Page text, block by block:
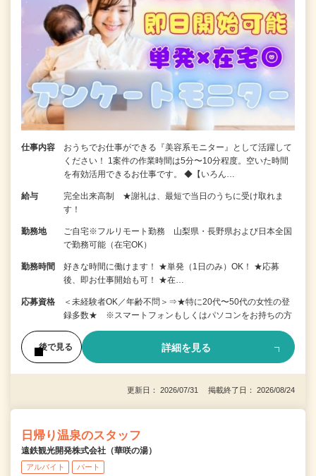
仕事内容
おうちでお仕事ができる『美容系モニター』として活躍して
ください！ 1案件の作業時間は5分〜10分程度。空いた時間
を有効活用できるお仕事です。 ◆【いろん…
給与
完全出来高制 ★謝礼は、最短で当日のうちに受け取れま
す！
勤務地
ご自宅※フルリモート勤務 山梨県・長野県および日本全国
で勤務可能（在宅OK）
勤務時間
好きな時間に働けます！ ★単発（1日のみ）OK！ ★応募
後、即お仕事開始も可！ ★在…
応募資格
＜未経験者OK／年齢不問＞⇒★特に20代〜50代の女性の登
録多数★ ※スマートフォンもしくはパソコンをお持ちの方
後で見る 詳細を見る
更新日： 2026/07/31 掲載終了日： 2026/08/24
日帰り温泉のスタッフ
遠鉄観光開発株式会社（華咲の湯）
アルバイト パート